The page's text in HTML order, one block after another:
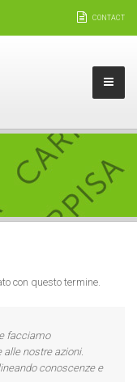
CONTACT
con questo termine.
facciamo
nostre azioni.
conoscenze e